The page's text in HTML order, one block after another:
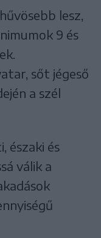
lesz,
9 és
sőt jégeső
a szél
északi és
válik a